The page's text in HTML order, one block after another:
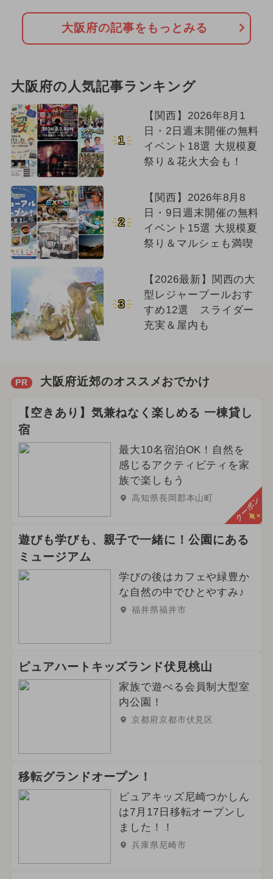
大阪府の記事をもっとみる
大阪府の人気記事ランキング
1
【関西】2026年8月1
日・2日週末開催の無料
イベント18選 大規模夏
祭り＆花火大会も！
2
【関西】2026年8月8
日・9日週末開催の無料
イベント15選 大規模夏
祭り＆マルシェも満喫
3
【2026最新】関西の大
型レジャープールおす
すめ12選 スライダー
充実＆屋内も
PR 大阪府近郊のオススメおでかけ
【空きあり】気兼ねなく楽しめる 一棟貸し
宿
最大10名宿泊OK！自然を
感じるアクティビティを家
族で楽しもう
高知県長岡郡本山町 クーポン
遊びも学びも、親子で一緒に！公園にある
ミュージアム
学びの後はカフェや緑豊か
な自然の中でひとやすみ♪
福井県福井市
ピュアハートキッズランド伏見桃山
家族で遊べる会員制大型室
内公園！
京都府京都市伏見区
移転グランドオープン！
ピュアキッズ尼崎つかしん
は7月17日移転オープンし
ました！！
兵庫県尼崎市